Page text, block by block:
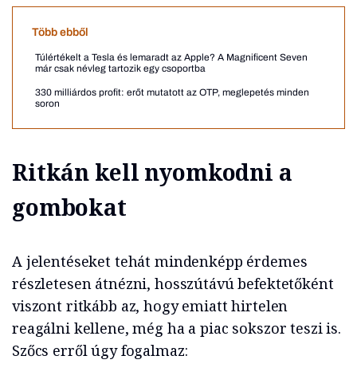
Több ebből
Túlértékelt a Tesla és lemaradt az Apple? A Magnificent Seven
már csak névleg tartozik egy csoportba
330 milliárdos profit: erőt mutatott az OTP, meglepetés minden
soron
Ritkán kell nyomkodni a
gombokat
A jelentéseket tehát mindenképp érdemes
részletesen átnézni, hosszútávú befektetőként
viszont ritkább az, hogy emiatt hirtelen
reagálni kellene, még ha a piac sokszor teszi is.
Szőcs erről úgy fogalmaz: